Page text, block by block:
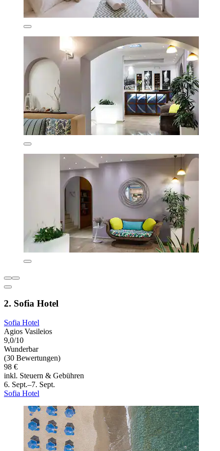
2. Sofia Hotel
Sofia Hotel
Agios Vasileios
9,0/10
Wunderbar
(30 Bewertungen)
98 €
inkl. Steuern & Gebühren
6. Sept.–7. Sept.
Sofia Hotel